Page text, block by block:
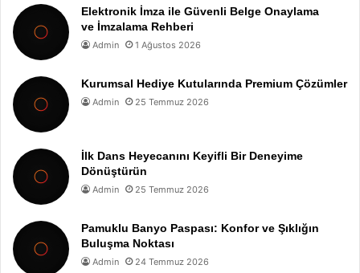
Elektronik İmza ile Güvenli Belge Onaylama
ve İmzalama Rehberi
Admin 1 Ağustos 2026
Kurumsal Hediye Kutularında Premium Çözümler
Admin 25 Temmuz 2026
İlk Dans Heyecanını Keyifli Bir Deneyime
Dönüştürün
Admin 25 Temmuz 2026
Pamuklu Banyo Paspası: Konfor ve Şıklığın
Buluşma Noktası
Admin 24 Temmuz 2026